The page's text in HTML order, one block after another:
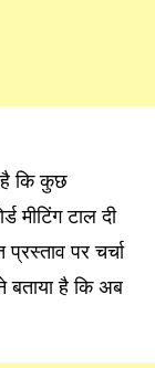
है कि कुछ
मीटिंग टाल दी
पर चर्चा
बताया है कि अब